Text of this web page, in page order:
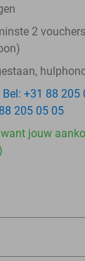
2
+31 88 205
205 05 05
jouw